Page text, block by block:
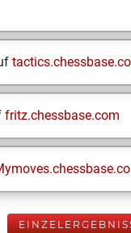
fritz.chessbase.com